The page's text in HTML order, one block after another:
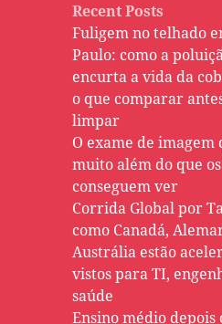
Recent Posts
Fuligem no telhado
Paulo: como a
encurta a vida da
o que comparar
limpar
O exame de imagem
muito além do que
conseguem ver
Corrida Global por
como Canadá,
Austrália estão
vistos para TI,
saúde
Ensino médio depois